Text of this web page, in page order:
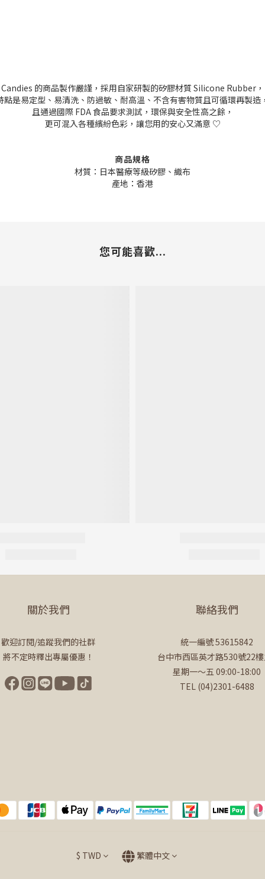
Candies 的商品製作嚴謹，採用自家研製的矽膠材質 Silicone Rubber，
點是易定型、易清洗、防過敏、耐高溫、不含有害物質且可循環再製造
且通過國際 FDA 食品要求測試，環保與安全性高之餘，
更可混入各種繽紛色彩，讓您用的安心又滿意 ♡
商品規格
材質：日本醫療等級矽膠、織布
產地：香港
您可能喜歡...
關於我們
歡迎訂閱/追蹤我們的社群
將不定時釋出專屬優惠！
聯絡我們
統一編號 53615842
台中市西區英才路530號22
星期一～五 09:00-18:00
TEL (04)2301-6488
$ TWD 繁體中文